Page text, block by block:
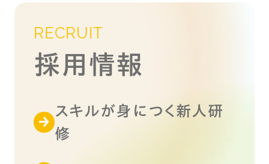
RECRUIT
採用情報
スキルが身につく新人研
修